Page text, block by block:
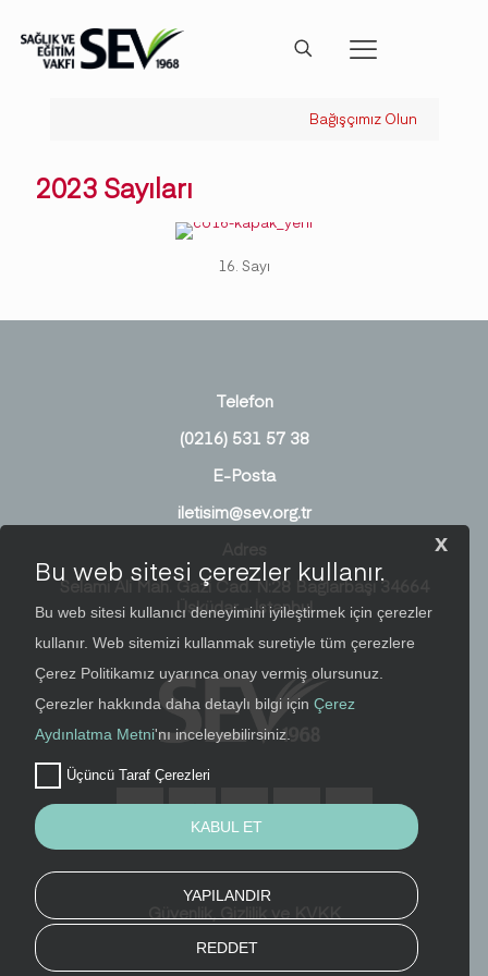
Bağışçımız Olun
2023 Sayıları
16. Sayı
Telefon
(0216) 531 57 38
E-Posta
iletisim@sev.org.tr
Selami Ali Mah. Gazi Cad. N:28 Bağlarbaşı 34664
Üsküdar - İstanbul
x
Bu web sitesi çerezler kullanır.
Bu web sitesi kullanıcı deneyimini iyileştirmek için çerezler
kullanır. Web sitemizi kullanmak suretiyle tüm çerezlere
Çerez Politikamız uyarınca onay vermiş olursunuz.
Çerezler hakkında daha detaylı bilgi için Çerez
Aydınlatma Metni'nı inceleyebilirsiniz.
Üçüncü Taraf Çerezleri
KABUL ET
YAPILANDIR
REDDET